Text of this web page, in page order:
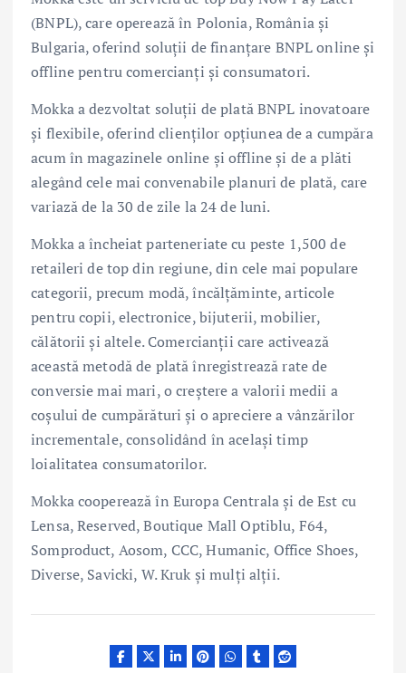
(BNPL), care operează în Polonia, România și
Bulgaria, oferind soluții de finanțare BNPL online și
offline pentru comercianți și consumatori.
Mokka a dezvoltat soluții de plată BNPL inovatoare
și flexibile, oferind clienților opțiunea de a cumpăra
acum în magazinele online și offline și de a plăti
alegând cele mai convenabile planuri de plată, care
variază de la 30 de zile la 24 de luni.
Mokka a încheiat parteneriate cu peste 1,500 de
retaileri de top din regiune, din cele mai populare
categorii, precum modă, încălțăminte, articole
pentru copii, electronice, bijuterii, mobilier,
călătorii și altele. Comercianții care activează
această metodă de plată înregistrează rate de
conversie mai mari, o creștere a valorii medii a
coșului de cumpărături și o apreciere a vânzărilor
incrementale, consolidând în același timp
loialitatea consumatorilor.
Mokka cooperează în Europa Centrala și de Est cu
Lensa, Reserved, Boutique Mall Optiblu, F64,
Somproduct, Aosom, CCC, Humanic, Office Shoes,
Diverse, Savicki, W. Kruk și mulți alții.